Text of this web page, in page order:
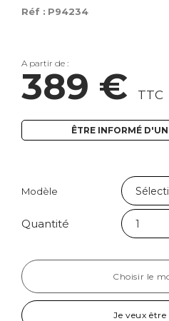
Réf : P94234
A partir de :
389 € TTC
ÊTRE INFORMÉ
Modèle
Quantité
Choisir le
Je veux être